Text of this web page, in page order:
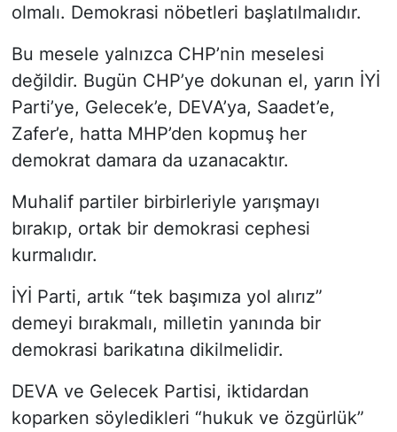
olmalı. Demokrasi nöbetleri başlatılmalıdır.
Bu mesele yalnızca CHP’nin meselesi
değildir. Bugün CHP’ye dokunan el, yarın İYİ
Parti’ye, Gelecek’e, DEVA’ya, Saadet’e,
Zafer’e, hatta MHP’den kopmuş her
demokrat damara da uzanacaktır.
Muhalif partiler birbirleriyle yarışmayı
bırakıp, ortak bir demokrasi cephesi
kurmalıdır.
İYİ Parti, artık “tek başımıza yol alırız”
demeyi bırakmalı, milletin yanında bir
demokrasi barikatına dikilmelidir.
DEVA ve Gelecek Partisi, iktidardan
koparken söyledikleri “hukuk ve özgürlük”